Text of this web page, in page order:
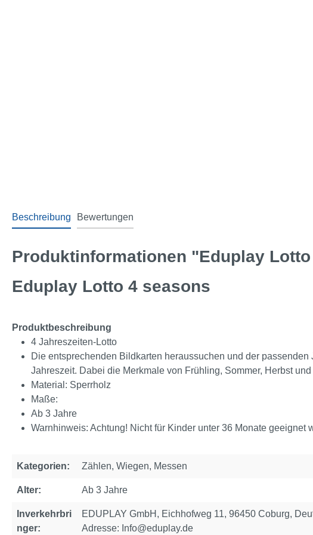
Beschreibung Bewertungen
Produktinformationen "Eduplay
Eduplay Lotto 4 seasons
Produktbeschreibung
4 Jahreszeiten-Lotto
Die entsprechenden Bildkarten heraussuchen und der
Jahreszeit. Dabei die Merkmale von Frühling, Sommer, Herbst
Material: Sperrholz
Maße:
Ab 3 Jahre
Warnhinweis: Achtung! Nicht für Kinder unter 36 Monate
Kategorien: Zählen, Wiegen, Messen
Alter: Ab 3 Jahre
Inverkehrbri
nger:
EDUPLAY GmbH, Eichhofweg 11, 96450 Coburg,
Adresse: Info@eduplay.de